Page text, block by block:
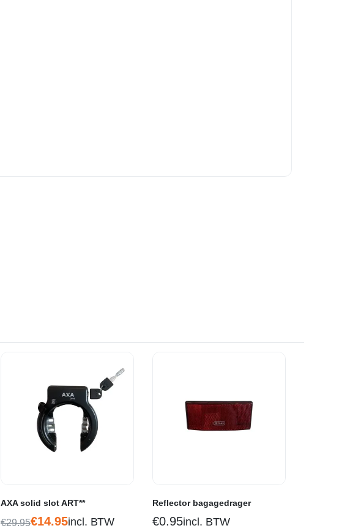
AXA solid slot ART**
€29.95€14.95incl. BTW
Reflector bagagedrager
€0.95incl. BTW